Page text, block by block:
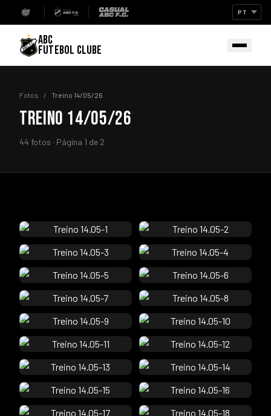
ABC
FUTEBOL CLUBE
Fotos / Treino 14/05/26
TREINO 14/05/26
44 fotos · Página 1 de 2